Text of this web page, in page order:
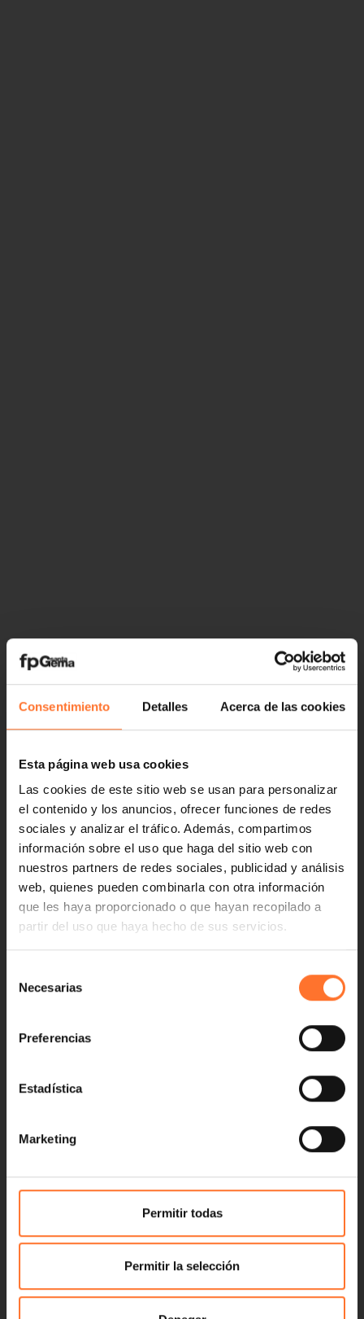
Consentimiento Detalles Acerca de las cookies
Esta página web usa cookies
Las cookies de este sitio web se usan para personalizar
el contenido y los anuncios, ofrecer funciones de redes
sociales y analizar el tráfico. Además, compartimos
información sobre el uso que haga del sitio web con
nuestros partners de redes sociales, publicidad y análisis
web, quienes pueden combinarla con otra información
que les haya proporcionado o que hayan recopilado a
partir del uso que haya hecho de sus servicios.
Necesarias
Preferencias
Estadística
Marketing
Permitir todas
Permitir la selección